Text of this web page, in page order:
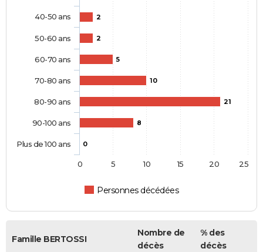
2
2
5
10
21
8
0
Personnes décédées
40-50 ans
50-60 ans
60-70 ans
70-80 ans
80-90 ans
90-100 ans
Plus de 100 ans
0 5 10 15 20 25
Famille BERTOSSI
Nombre de
décès
% des
décès